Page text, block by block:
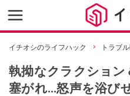
イチオシのライフハック トラブ
執拗なクラクション
塞がれ…怒声を浴び